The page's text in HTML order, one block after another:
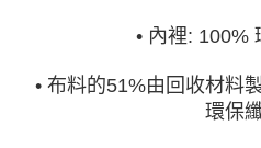
• 內裡: 100%
• 布料的51%由回收材料
環保